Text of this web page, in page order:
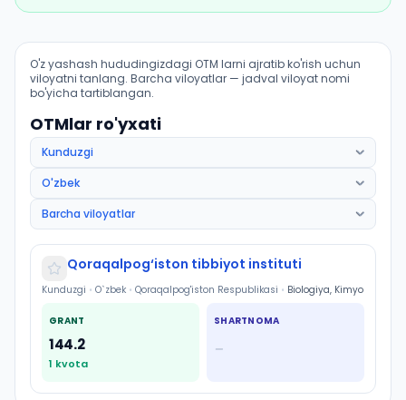
Davolash ishi (Taxtakoʻpir tumani): OTM lar
O'z yashash hududingizdagi OTM larni ajratib ko'rish uchun
viloyatni tanlang. Barcha viloyatlar — jadval viloyat nomi
bo'yicha tartiblangan.
OTMlar ro'yxati
Qoraqalpog‘iston tibbiyot instituti
Kunduzgi • O`zbek • Qoraqalpog'iston Respublikasi • Biologiya, Kimyo
GRANT
144.2
1 kvota
SHARTNOMA
—